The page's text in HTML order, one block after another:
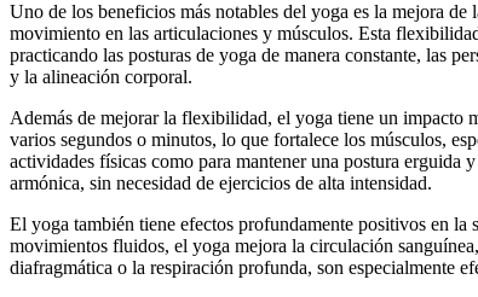
Uno de los beneficios más notables del yoga es la mejora
movimiento en las articulaciones y músculos. Esta
practicando las posturas de yoga de manera constante, las
y la alineación corporal.
Además de mejorar la flexibilidad, el yoga tiene un impacto
varios segundos o minutos, lo que fortalece los músculos,
actividades físicas como para mantener una postura
armónica, sin necesidad de ejercicios de alta intensidad.
El yoga también tiene efectos profundamente positivos en la
movimientos fluidos, el yoga mejora la circulación
diafragmática o la respiración profunda, son especialmente